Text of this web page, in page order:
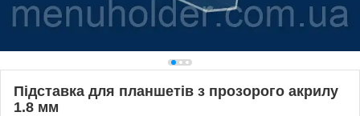
Підставка для планшетів з прозорого акрилу
1.8 мм